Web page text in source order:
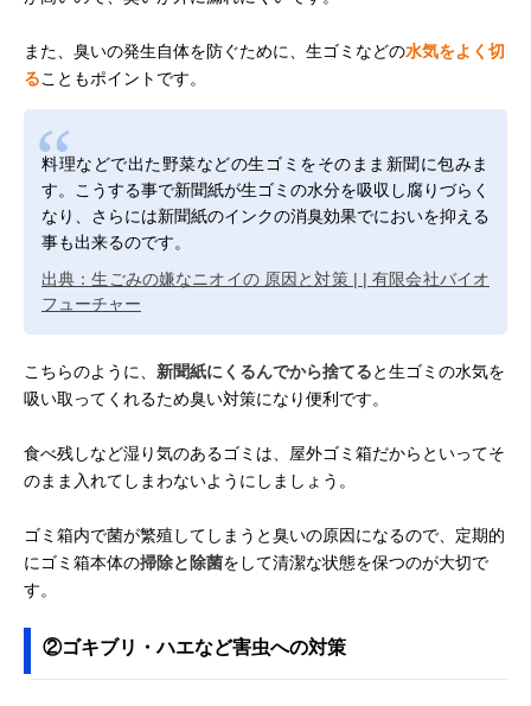
また、臭いの発生自体を防ぐために、生ゴミなどの水気をよく切
ることもポイントです。
料理などで出た野菜などの生ゴミをそのまま新聞に包みま
す。こうする事で新聞紙が生ゴミの水分を吸収し腐りづらく
なり、さらには新聞紙のインクの消臭効果でにおいを抑える
事も出来るのです。
出典：生ごみの嫌なニオイの 原因と対策 | | 有限会社バイオ
フューチャー
こちらのように、 新聞紙にくるんでから捨てると生ゴミの水気を
吸い取ってくれるため臭い対策になり便利です。
食べ残しなど湿り気のあるゴミは、屋外ゴミ箱だからといってそ
のまま入れてしまわないようにしましょう。
ゴミ箱内で菌が繁殖してしまうと臭いの原因になるので、定期的
にゴミ箱本体の掃除と除菌をして清潔な状態を保つのが大切で
す。
②ゴキブリ・ハエなど害虫への対策